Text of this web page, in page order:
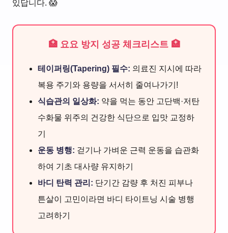
있답니다. 😱
🏥 요요 방지 성공 체크리스트 🏥
테이퍼링(Tapering) 필수: 의료진 지시에 따라
복용 주기와 용량을 서서히 줄여나가기!
식습관의 일상화: 약을 먹는 동안 고단백·저탄
수화물 위주의 건강한 식단으로 입맛 교정하
기
운동 병행: 걷기나 가벼운 근력 운동을 습관화
하여 기초 대사량 유지하기
바디 탄력 관리: 단기간 감량 후 처진 피부나
튼살이 고민이라면 바디 타이트닝 시술 병행
고려하기